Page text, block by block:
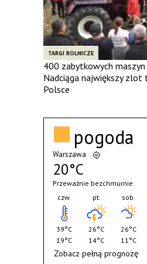
TARGI ROLNICZE
400 zabytkowych
Nadciąga największy
Polsce
pogoda
Warszawa
20°C
Przeważnie bezchmurnie
czw.
39°C
19°C
pt.
26°C
14°C
sob.
26°C
11°C
Zobacz pełną prognozę